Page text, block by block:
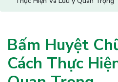
Bấm Huyệt
Cách Thực